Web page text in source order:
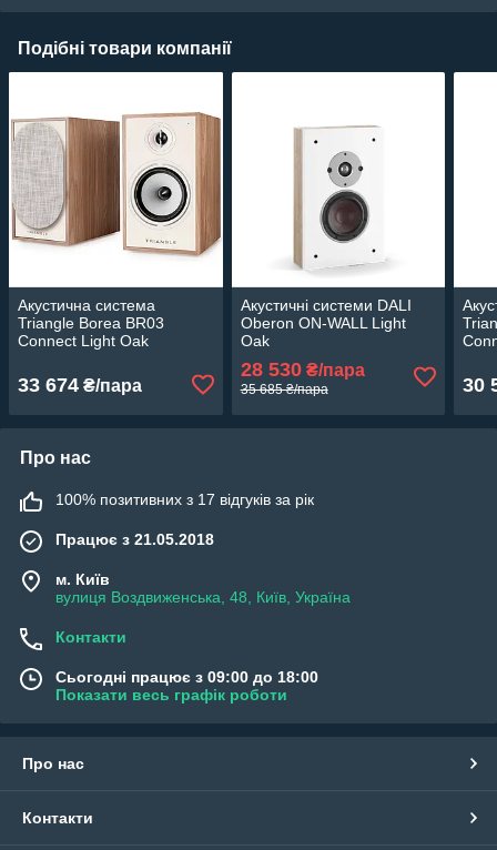
Подібні товари компанії
Акустична система
Triangle Borea BR03
Connect Light Oak
33 674 ₴/пара
Акустичні системи DALI
Oberon ON-WALL Light
Oak
28 530₴/пара
35 685 ₴/пара 30
Про нас
100% позитивних з 17 відгуків за рік
Працює з 21.05.2018
м. Київ
вулиця Воздвиженська, 48, Київ, Україна
Контакти
Сьогодні працює з 09:00 до 18:00
Показати весь графік роботи
Про нас
Контакти